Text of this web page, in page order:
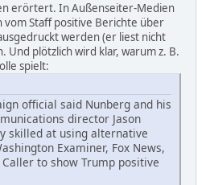
erörtert. In Außenseiter-Medien
Staff positive Berichte über
werden (er liest nicht
Und plötzlich wird klar, warum z. B.
spielt:
official said Nunberg and his
director Jason
skilled at using alternative
Examiner, Fox News,
to show Trump positive